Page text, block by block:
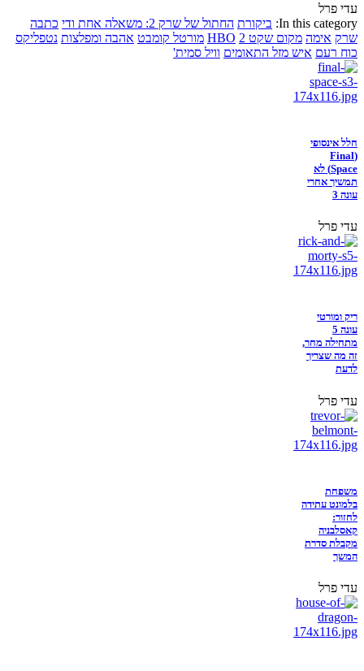
עדי פרל
In this category: ביקורת החתול של שרק 2: משאלה אחת ודי
כתבה
שרק אימה מקום שקט 2 HBO מורטל קומבט אהבה ומפלצות נטפליקס
כוח רעם איש מזל התאומים וויל סמית'
חלל אינסופי
(Final
Space) לא
תמשיך אחרי
עונה 3
עדי פרל
ריק ומורטי
עונה 5
מתחילה מחר,
זה מה שצריך
לדעת
עדי פרל
משפחת
בלמונט עתידה
לחזור:
קאסלבניה
מקבלת סדרת
המשך
עדי פרל